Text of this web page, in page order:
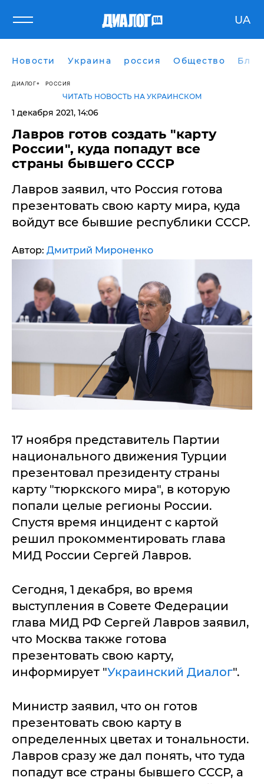
UA
Новости Украина россия Общество
ДИАЛОГ РОССИЯ
ЧИТАТЬ НОВОСТЬ НА УКРАИНСКОМ
1 декабря 2021, 14:06
​Лавров готов создать "карту
России", куда попадут все
страны бывшего СССР
Лавров заявил, что Россия готова
презентовать свою карту мира, куда
войдут все бывшие республики СССР.
Автор: Дмитрий Мироненко
17 ноября представитель Партии
национального движения Турции
презентовал президенту страны
карту "тюркского мира", в которую
попали целые регионы России.
Спустя время инцидент с картой
решил прокомментировать глава
МИД России Сергей Лавров.
Сегодня, 1 декабря, во время
выступления в Совете Федерации
глава МИД РФ Сергей Лавров заявил,
что Москва также готова
презентовать свою карту,
информирует "Украинский Диалог".
Министр заявил, что он готов
презентовать свою карту в
определенных цветах и тональности.
Лавров сразу же дал понять, что туда
попадут все страны бывшего СССР, а